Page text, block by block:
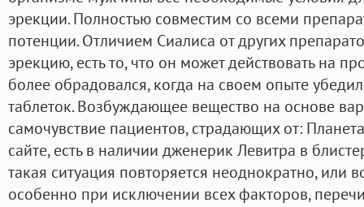
эрекции. Полностью совместим со всеми
потенции. Отличием Сиалиса от других
эрекцию, есть то, что он может действовать на
более обрадовался, когда на своем опыте
таблеток. Возбуждающее вещество на основе
самочувствие пациентов, страдающих от:
сайте, есть в наличии дженерик Левитра в
такая ситуация повторяется неоднократно, или
особенно при исключении всех факторов,